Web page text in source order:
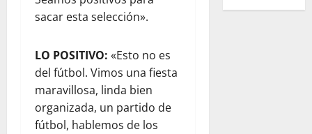
sacar esta selección».
LO POSITIVO: «Esto no es
del fútbol. Vimos una fiesta
maravillosa, linda bien
organizada, un partido de
fútbol, hablemos de los